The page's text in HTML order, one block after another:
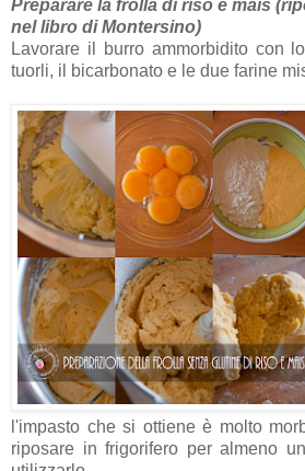
Preparare la frolla di riso e mais
nel libro di Montersino)
Lavorare il burro ammorbidito con
tuorli, il bicarbonato e le due farine
l'impasto che si ottiene è molto
riposare in frigorifero per almeno